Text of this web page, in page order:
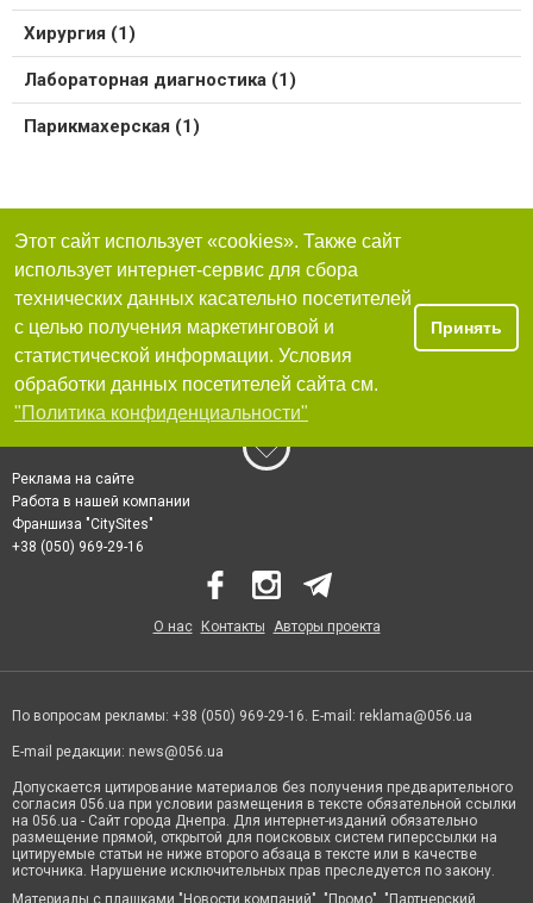
Хирургия (1)
Лабораторная диагностика (1)
Парикмахерская (1)
Этот сайт использует «cookies». Также сайт
использует интернет-сервис для сбора
технических данных касательно посетителей
с целью получения маркетинговой и
статистической информации. Условия
обработки данных посетителей сайта см.
"Политика конфиденциальности"
Принять
Реклама на сайте
Работа в нашей компании
Франшиза "CitySites"
+38 (050) 969-29-16
О нас Контакты Авторы проекта
По вопросам рекламы: +38 (050) 969-29-16. E-mail: reklama@056.ua
E-mail редакции: news@056.ua
Допускается цитирование материалов без получения предварительного
согласия 056.ua при условии размещения в тексте обязательной ссылки
на 056.ua - Сайт города Днепра. Для интернет-изданий обязательно
размещение прямой, открытой для поисковых систем гиперссылки на
цитируемые статьи не ниже второго абзаца в тексте или в качестве
источника. Нарушение исключительных прав преследуется по закону.
Материалы с плашками "Новости компаний", "Промо", "Партнерский